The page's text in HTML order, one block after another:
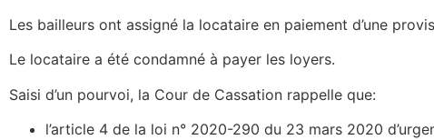
Les bailleurs ont assigné la locataire en paiement d’une
Le locataire a été condamné à payer les loyers.
Saisi d’un pourvoi, la Cour de Cassation rappelle que:
l’article 4 de la loi n° 2020-290 du 23 mars 2020